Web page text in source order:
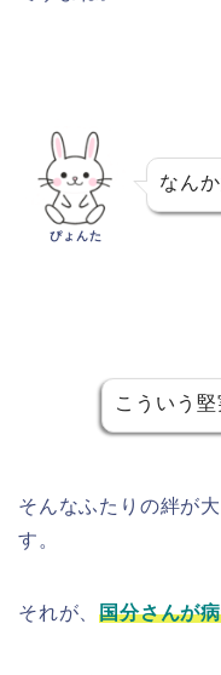
ぴょんた
なん
こういう
そんなふたりの絆が
す。
それが、国分さんが